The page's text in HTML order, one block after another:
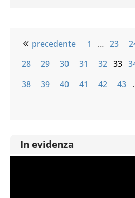
precedente 1 … 23
28
29 30 31 32 33
38
39 40 41 42 43
In evidenza